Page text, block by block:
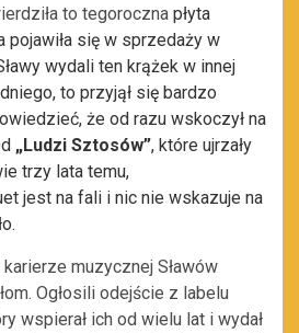
to tegoroczna płyta
pojawiła się w sprzedaży w
wydali ten krążek w innej
to przyjął się bardzo
że od razu wskoczył na
„Ludzi Sztosów”, które ujrzały
trzy lata temu,
jest na fali i nic nie wskazuje na
muzycznej Sławów
Ogłosili odejście z labelu
wspierał ich od wielu lat i wydał